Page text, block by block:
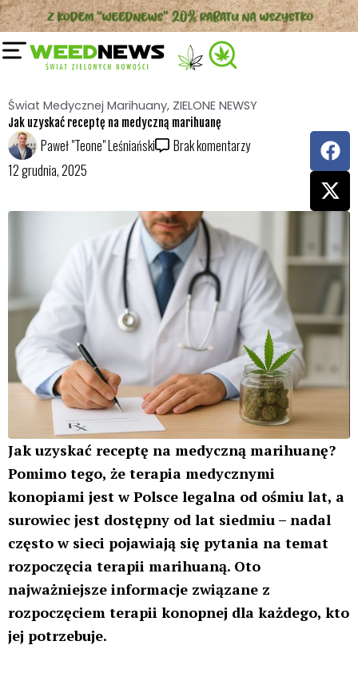
Przejdź
do
treści
Świat Medycznej Marihuany, ZIELONE NEWSY
Jak uzyskać receptę na medyczną marihuanę
Paweł "Teone" Leśniański
Brak komentarzy
12 grudnia, 2025
F
a
c
e
b
o
o
k
X
-
t
w
i
t
t
e
r
Jak uzyskać receptę na medyczną marihuanę?
Pomimo tego, że terapia medycznymi
konopiami jest w Polsce legalna od ośmiu lat, a
surowiec jest dostępny od lat siedmiu – nadal
często w sieci pojawiają się pytania na temat
rozpoczęcia terapii marihuaną. Oto
najważniejsze informacje związane z
rozpoczęciem terapii konopnej dla każdego, kto
jej potrzebuje.